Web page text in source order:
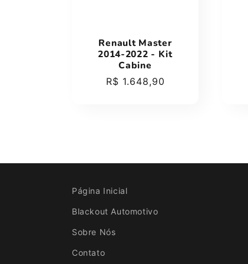
Renault Master
2014-2022 - Kit
Cabine
Preço
R$ 1.648,90
Página Inicial
Blackout Automotivo
Sobre Nós
Contato